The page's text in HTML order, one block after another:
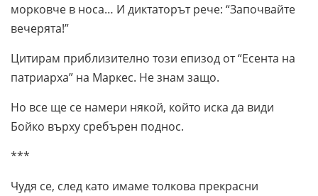
морковче в носа… И диктаторът рече: “Започвайте
вечерята!”
Цитирам приблизително този епизод от “Есента на
патриарха” на Маркес. Не знам защо.
Но все ще се намери някой, който иска да види
Бойко върху сребърен поднос.
***
Чудя се, след като имаме толкова прекрасни